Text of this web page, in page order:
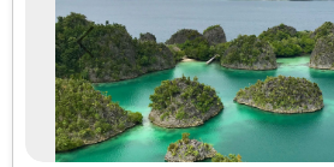
Previous